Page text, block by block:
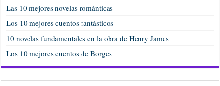
Las 10 mejores novelas románticas
Los 10 mejores cuentos fantásticos
10 novelas fundamentales en la obra de Henry James
Los 10 mejores cuentos de Borges